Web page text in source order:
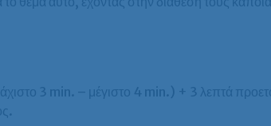
3 min. – μέγιστο 4 min.) + 3 λεπτά